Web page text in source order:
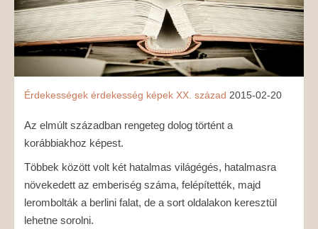
Érdekességek érdekesség képek XX. század 2015-02-20
Az elmúlt században rengeteg dolog történt a
korábbiakhoz képest.
Többek között volt két hatalmas világégés, hatalmasra
növekedett az emberiség száma, felépítették, majd
lerombolták a berlini falat, de a sort oldalakon keresztül
lehetne sorolni.